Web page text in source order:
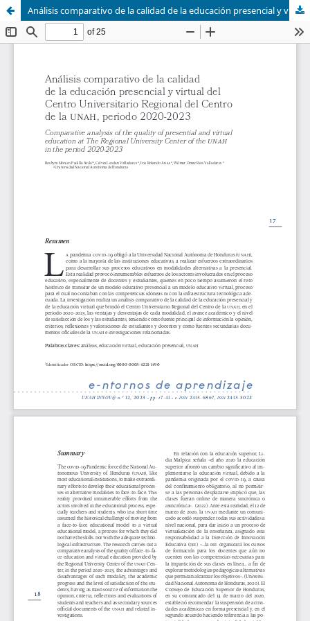
Análisis comparativo de la calidad de la educación presencial y virtual del Centro Universitario Regional del Centro de la UNAH, periodo 2020-2023